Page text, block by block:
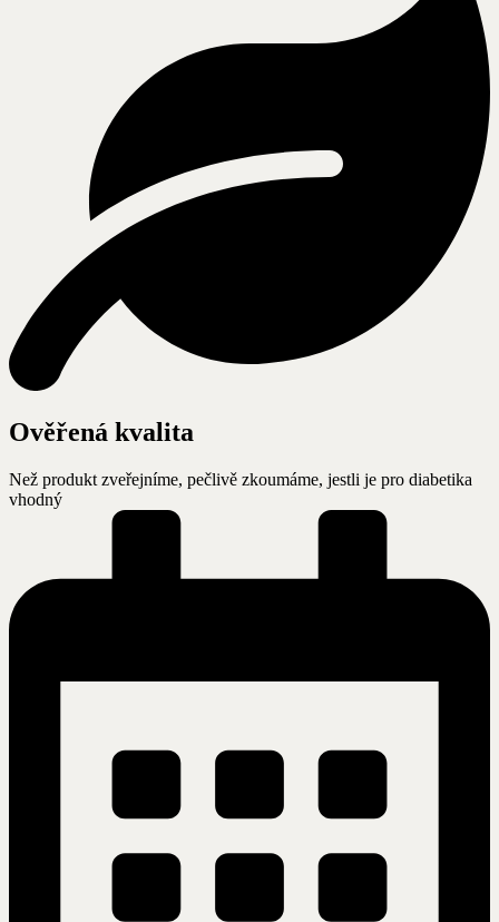
Ověřená kvalita
Než produkt zveřejníme, pečlivě zkoumáme, jestli je pro diabetika
vhodný